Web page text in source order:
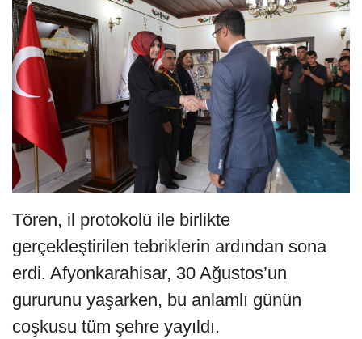
Tören, il protokolü ile birlikte
gerçekleştirilen tebriklerin ardından sona
erdi. Afyonkarahisar, 30 Ağustos’un
gururunu yaşarken, bu anlamlı günün
coşkusu tüm şehre yayıldı.